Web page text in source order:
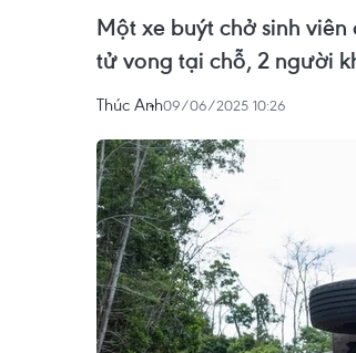
Một xe buýt chở sinh
tử vong tại chỗ, 2 người
Thúc Anh09/06/2025 10:26